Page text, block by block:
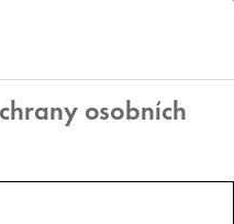
osobních